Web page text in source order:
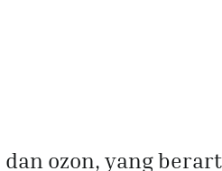
ozon, yang